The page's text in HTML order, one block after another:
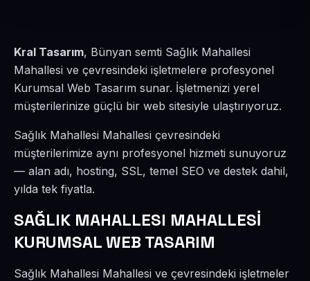
Kral Tasarım, Bünyan semti Sağlık Mahallesi
Mahallesi ve çevresindeki işletmelere profesyonel
Kurumsal Web Tasarım sunar. İşletmenizi yerel
müşterilerinize güçlü bir web sitesiyle ulaştırıyoruz.
Sağlık Mahallesi Mahallesi çevresindeki
müşterilerimize aynı profesyonel hizmeti sunuyoruz
— alan adı, hosting, SSL, temel SEO ve destek dahil,
yılda tek fiyatla.
SAĞLIK MAHALLESI MAHALLESİ
KURUMSAL WEB TASARIM
Sağlık Mahallesi Mahallesi ve çevresindeki işletmeler